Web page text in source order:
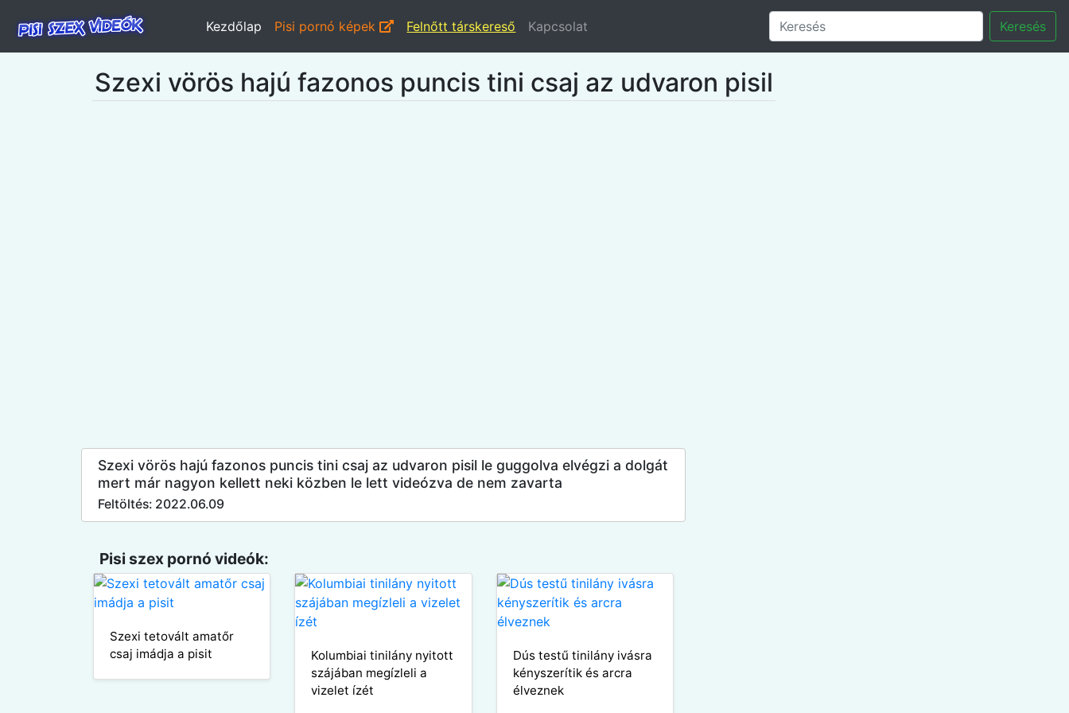
Kezdőlap Pisi pornó képek Felnőtt társkereső Kapcsolat Keresés
Szexi vörös hajú fazonos puncis tini csaj az udvaron pisil
Szexi vörös hajú fazonos puncis tini csaj az udvaron pisil le guggolva elvégzi a dolgát
mert már nagyon kellett neki közben le lett videózva de nem zavarta
Feltöltés: 2022.06.09
Pisi szex pornó videók:
Szexi tetovált amatőr
csaj imádja a pisit
Kolumbiai tinilány nyitott
szájában megízleli a
vizelet ízét
Dús testű tinilány ivásra
kényszerítik és arcra
élveznek